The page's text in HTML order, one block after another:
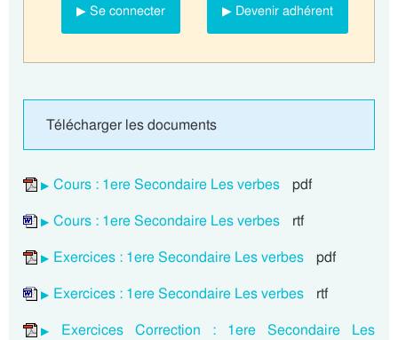
▶ Se connecter ▶ Devenir adhérent
Télécharger les documents
Cours : 1ere Secondaire Les verbes pdf
Cours : 1ere Secondaire Les verbes rtf
Exercices : 1ere Secondaire Les verbes pdf
Exercices : 1ere Secondaire Les verbes rtf
Exercices Correction : 1ere Secondaire Les